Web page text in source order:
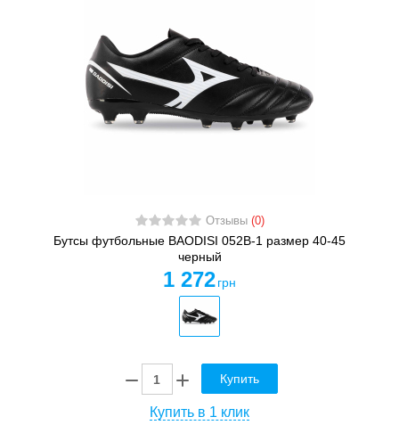
Отзывы (0)
Бутсы футбольные BAODISI 052B-1 размер 40-45
черный
1 272 грн
Купить
Купить в 1 клик